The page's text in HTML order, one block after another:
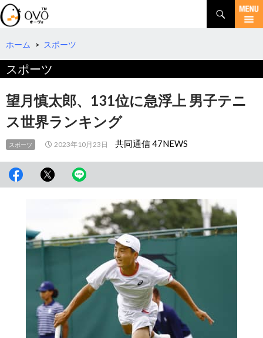
検
索
コ
テ
へ
移
動
ホーム > スポーツ
スポーツ
望月慎太郎、131位に急浮上 男子テニ
ス世界ランキング
スポーツ 2023年10月23日 共同通信 47NEWS